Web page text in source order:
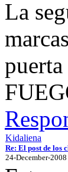
La
Kidaliena
Re: El post de los
24-December-